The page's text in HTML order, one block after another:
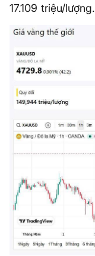
17.109 triệu/lượng.